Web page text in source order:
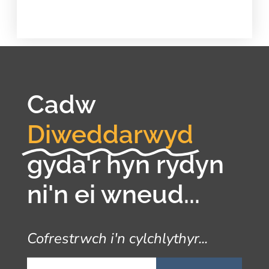
Cadw
Diweddarwyd
gyda'r hyn rydyn
ni'n ei wneud...
Cofrestrwch i'n cylchlythyr...